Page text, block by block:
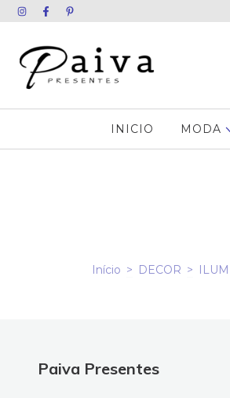
chame no WhatsApp
INICIO MODA
Início > DECOR >
Paiva Presentes